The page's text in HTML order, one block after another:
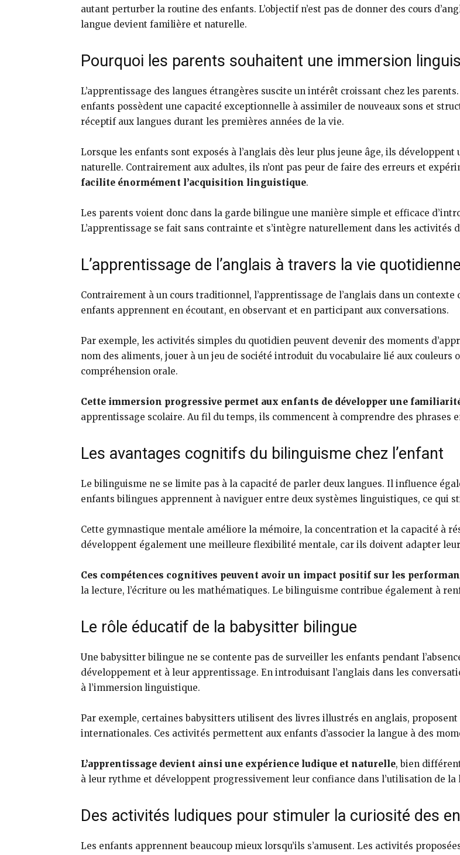
autant perturber la routine des enfants. L’objectif n’est pas de donner des cours
langue devient familière et naturelle.
Pourquoi les parents souhaitent une immersion
L’apprentissage des langues étrangères suscite un intérêt croissant chez les
enfants possèdent une capacité exceptionnelle à assimiler de nouveaux sons et
réceptif aux langues durant les premières années de la vie.
Lorsque les enfants sont exposés à l’anglais dès leur plus jeune âge, ils
naturelle. Contrairement aux adultes, ils n’ont pas peur de faire des erreurs et
facilite énormément l’acquisition linguistique.
Les parents voient donc dans la garde bilingue une manière simple et efficace
L’apprentissage se fait sans contrainte et s’intègre naturellement dans les activités
L’apprentissage de l’anglais à travers la vie quotidienne
Contrairement à un cours traditionnel, l’apprentissage de l’anglais dans un
enfants apprennent en écoutant, en observant et en participant aux conversations.
Par exemple, les activités simples du quotidien peuvent devenir des moments
nom des aliments, jouer à un jeu de société introduit du vocabulaire lié aux
compréhension orale.
Cette immersion progressive permet aux enfants de développer une
apprentissage scolaire. Au fil du temps, ils commencent à comprendre des
Les avantages cognitifs du bilinguisme chez l’enfant
Le bilinguisme ne se limite pas à la capacité de parler deux langues. Il influence
enfants bilingues apprennent à naviguer entre deux systèmes linguistiques, ce qui
Cette gymnastique mentale améliore la mémoire, la concentration et la capacité à
développent également une meilleure flexibilité mentale, car ils doivent adapter
Ces compétences cognitives peuvent avoir un impact positif sur les
la lecture, l’écriture ou les mathématiques. Le bilinguisme contribue également à
Le rôle éducatif de la babysitter bilingue
Une babysitter bilingue ne se contente pas de surveiller les enfants pendant
développement et à leur apprentissage. En introduisant l’anglais dans les
à l’immersion linguistique.
Par exemple, certaines babysitters utilisent des livres illustrés en anglais,
internationales. Ces activités permettent aux enfants d’associer la langue à des
L’apprentissage devient ainsi une expérience ludique et naturelle, bien
à leur rythme et développent progressivement leur confiance dans l’utilisation de la
Des activités ludiques pour stimuler la curiosité des
Les enfants apprennent beaucoup mieux lorsqu’ils s’amusent. Les activités